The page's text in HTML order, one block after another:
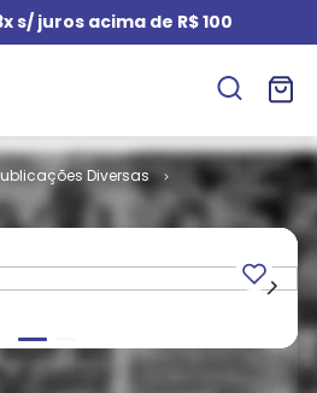
s/ juros acima de R$ 100
Diversas